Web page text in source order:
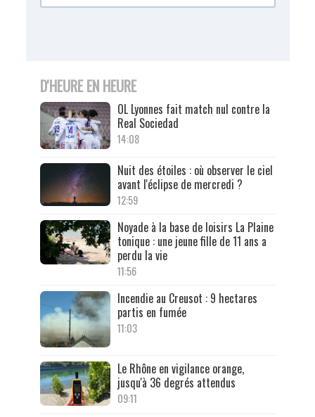
D'HEURE EN HEURE
OL Lyonnes fait match nul contre la
Real Sociedad
14:08
Nuit des étoiles : où observer le ciel
avant l'éclipse de mercredi ?
12:59
Noyade à la base de loisirs La Plaine
tonique : une jeune fille de 11 ans a
perdu la vie
11:56
Incendie au Creusot : 9 hectares
partis en fumée
11:03
Le Rhône en vigilance orange,
jusqu'à 36 degrés attendus
09:11